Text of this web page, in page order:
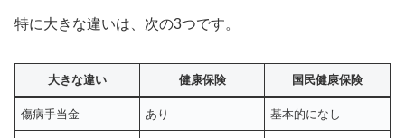
特に大きな違いは、次の3つです。
大きな違い 健康保険 国民健康保険
傷病手当金 あり 基本的になし